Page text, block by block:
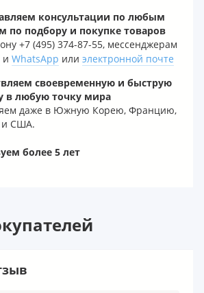
консультации по любым
по подбору и покупке товаров
+7 (495) 374-87-55, мессенджерам
и WhatsApp или электронной почте
своевременную и быструю
в любую точку мира
даже в Южную Корею, Францию,
и США.
более 5 лет